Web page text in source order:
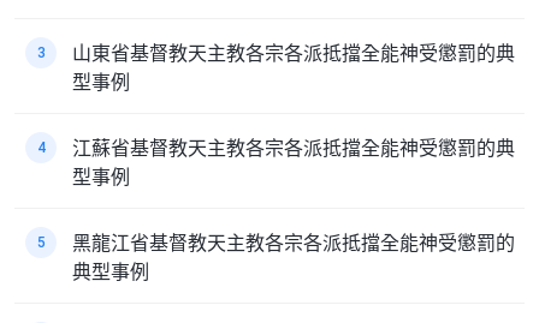
3
山東省基督教天主教各宗各派抵擋全能神受懲罰的典
型事例
4
江蘇省基督教天主教各宗各派抵擋全能神受懲罰的典
型事例
5
黑龍江省基督教天主教各宗各派抵擋全能神受懲罰的
典型事例